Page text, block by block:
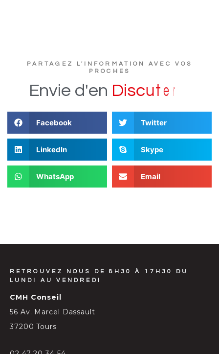
PARTAGEZ L'INFORMATION AVEC VOS
PROCHES
Envie d'en Discute r
Facebook Twitter
LinkedIn Skype
WhatsApp Email
RETROUVEZ NOUS DE 8H30 À 17H30 DU
LUNDI AU VENDREDI
CMH Conseil
56 Av. Marcel Dassault
37200 Tours